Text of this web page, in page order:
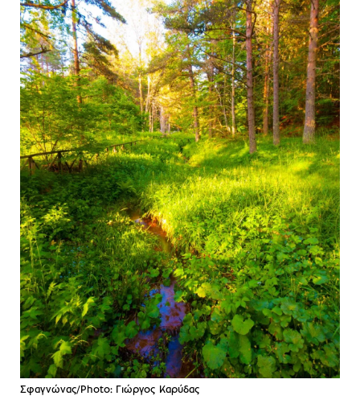
Σφαγνώνας/Photo: Γιώργος Καρύδας